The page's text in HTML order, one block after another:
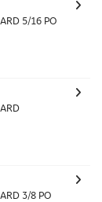
5/16 PO
3/8 PO